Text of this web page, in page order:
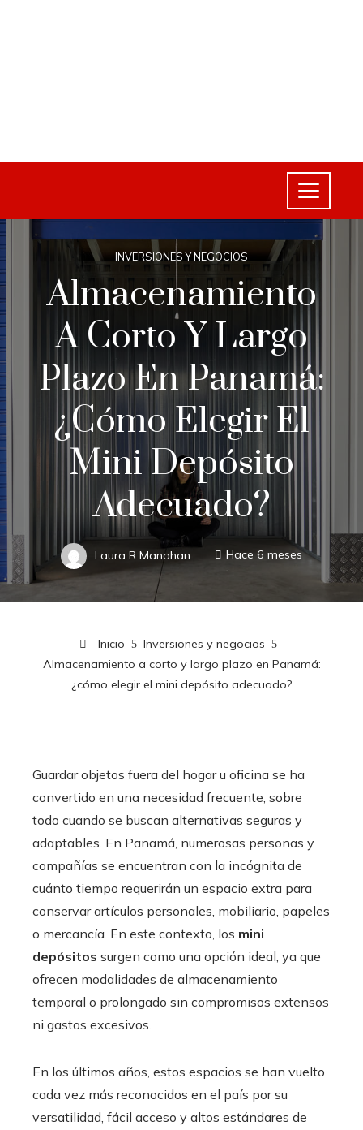
INVERSIONES Y NEGOCIOS
Almacenamiento
A Corto Y Largo
Plazo En Panamá:
¿cómo Elegir El
Mini Depósito
Adecuado?
Laura R Manahan Hace 6 meses
Inicio
Inversiones y negocios
Almacenamiento a corto y largo plazo en Panamá:
¿cómo elegir el mini depósito adecuado?
Guardar objetos fuera del hogar u oficina se ha
convertido en una necesidad frecuente, sobre
todo cuando se buscan alternativas seguras y
adaptables. En Panamá, numerosas personas y
compañías se encuentran con la incógnita de
cuánto tiempo requerirán un espacio extra para
conservar artículos personales, mobiliario, papeles
o mercancía. En este contexto, los mini
depósitos surgen como una opción ideal, ya que
ofrecen modalidades de almacenamiento
temporal o prolongado sin compromisos extensos
ni gastos excesivos.
En los últimos años, estos espacios se han vuelto
cada vez más reconocidos en el país por su
versatilidad, fácil acceso y altos estándares de